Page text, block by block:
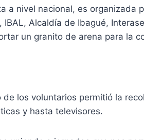
a nivel nacional, es organizada
IBAL, Alcaldía de Ibagué,
un granito de arena para la
los voluntarios permitió la
y hasta televisores.